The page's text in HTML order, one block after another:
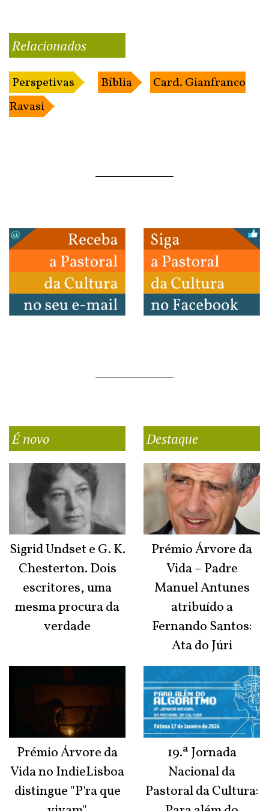
Relacionados
Perspetivas Bíblia
Card. Gianfranco
Ravasi
É novo
Sigrid Undset e G. K.
Chesterton. Dois
escritores, uma
mesma procura da
verdade
Prémio Árvore da
Vida no IndieLisboa
distingue "P'ra que
Destaque
Prémio Árvore da
Vida – Padre
Manuel Antunes
atribuído a
Fernando Santos:
Ata do Júri
19.ª Jornada
Nacional da
Pastoral da Cultura: